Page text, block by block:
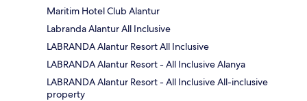
Maritim Hotel Club Alantur
Labranda Alantur All Inclusive
LABRANDA Alantur Resort All Inclusive
LABRANDA Alantur Resort - All Inclusive Alanya
LABRANDA Alantur Resort - All Inclusive All-inclusive
property